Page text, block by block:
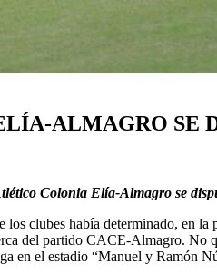
ALMAGRO SE
Colonia Elía-Almagro se
clubes había determinado, en
del partido CACE-Almagro. No
en el estadio “Manuel y Ramón